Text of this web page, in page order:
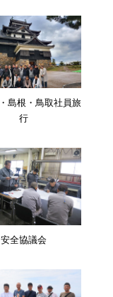
島根・鳥取社員旅
行
安全協議会